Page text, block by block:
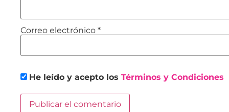
Correo electrónico *
He leído y acepto los Términos y Condiciones